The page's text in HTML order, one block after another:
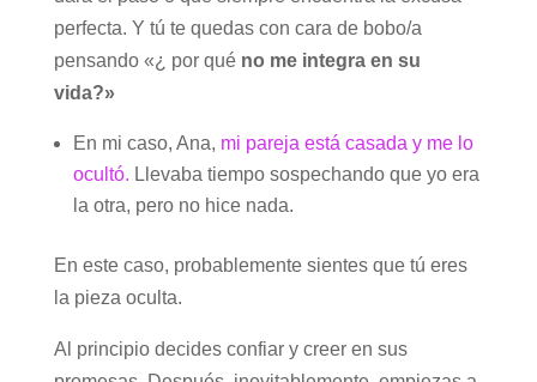
perfecta. Y tú te quedas con cara de bobo/a
pensando «¿ por qué no me integra en su
vida?»
En mi caso, Ana, mi pareja está casada y me lo
ocultó. Llevaba tiempo sospechando que yo era
la otra, pero no hice nada.
En este caso, probablemente sientes que tú eres
la pieza oculta.
Al principio decides confiar y creer en sus